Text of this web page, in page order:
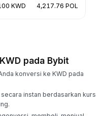
KWD 4,217.76 POL
pada Bybit
konversi ke KWD pada
instan berdasarkan kurs